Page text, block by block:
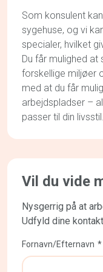
Som konsulent
sygehuse, og vi
specialer, hvilket
Du får mulighed
forskellige miljøer
med at du får
arbejdspladser –
passer til din livsstil.
Vil du vide
Nysgerrig på at
Udfyld dine
Fornavn/Efternavn